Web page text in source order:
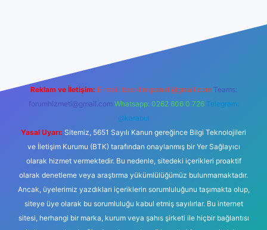
Reklam ve İletişim: E-mail: backlinkpaneli@gmail.com Teams:
forumhizmeti@gmail.com Whatsapp: 0262 606 0 726 Telegram:
@karabul
Yasal Uyarı: Sitemiz, 5651 Sayılı Kanun gereğince Bilgi Teknolojileri
ve İletişim Kurumu (BTK) tarafından onaylanmış bir Yer Sağlayıcı
olarak hizmet vermektedir. Bu nedenle, sitedeki içerikleri proaktif
olarak denetleme veya araştırma yükümlülüğümüz bulunmamaktadır.
Ancak, üyelerimiz yazdıkları içeriklerin sorumluluğunu taşımakta olup,
siteye üye olarak bu sorumluluğu kabul etmiş sayılırlar. Bu internet
sitesi, herhangi bir marka, kurum veya şahıs şirketi ile hiçbir bağlantısı